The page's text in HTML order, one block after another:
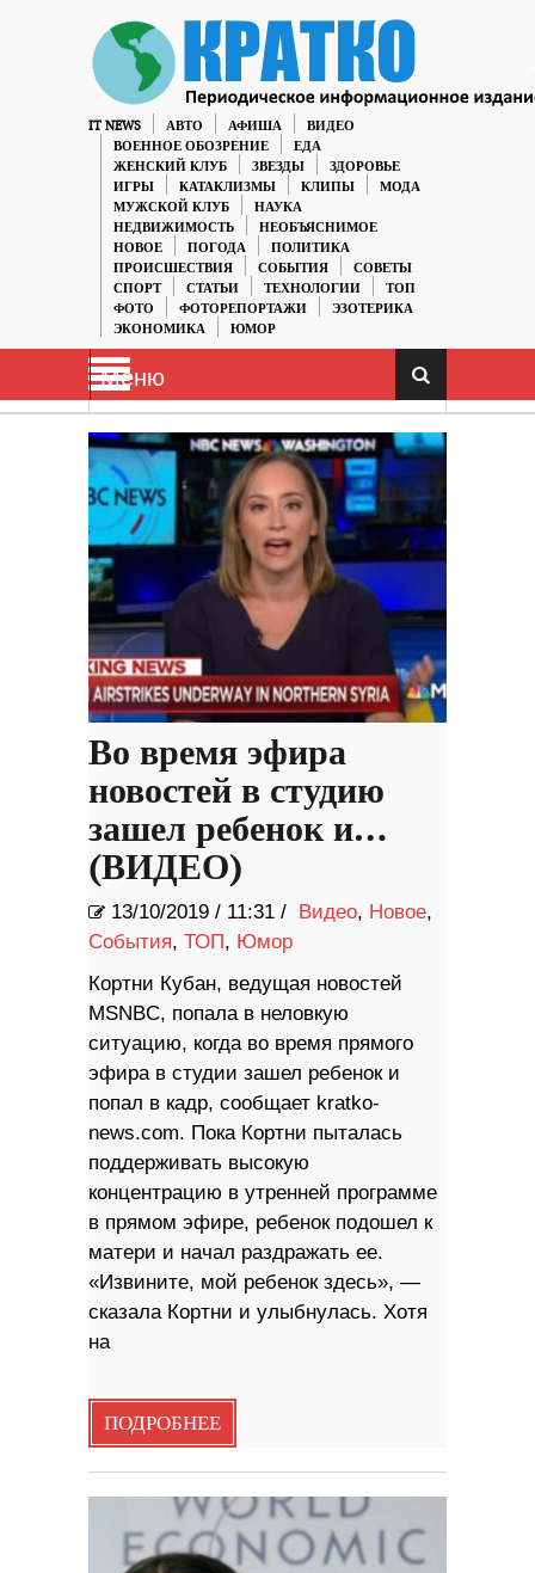
IT NEWS АВТО АФИША
ВИДЕО
ВОЕННОЕ ОБОЗРЕНИЕ
ЕДА
ЖЕНСКИЙ КЛУБ
ЗВЕЗДЫ
ЗДОРОВЬЕ
ИГРЫ
КАТАКЛИЗМЫ КЛИПЫ
МОДА
МУЖСКОЙ КЛУБ
НАУКА
НЕДВИЖИМОСТЬ
НЕОБЪЯСНИМОЕ
НОВОЕ
ПОГОДА
ПОЛИТИКА
ПРОИСШЕСТВИЯ
СОБЫТИЯ
СОВЕТЫ
СПОРТ
СТАТЬИ ТЕХНОЛОГИИ
ТОП
ФОТО
ФОТОРЕПОРТАЖИ
ЭЗОТЕРИКА
ЭКОНОМИКА
ЮМОР
Меню
Во время эфира
новостей в студию
зашел ребенок и…
(ВИДЕО)
13/10/2019 / 11:31 / Видео, Новое,
События, ТОП, Юмор
Кортни Кубан, ведущая новостей
MSNBC, попала в неловкую
ситуацию, когда во время прямого
эфира в студии зашел ребенок и
попал в кадр, сообщает kratko-
news.com. Пока Кортни пыталась
поддерживать высокую
концентрацию в утренней программе
в прямом эфире, ребенок подошел к
матери и начал раздражать ее.
«Извините, мой ребенок здесь», —
сказала Кортни и улыбнулась. Хотя
на
ПОДРОБНЕЕ